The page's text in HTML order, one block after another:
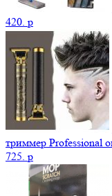
420. p
триммер Professional
725. p